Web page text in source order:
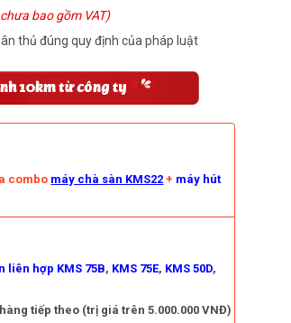
bao gồm VAT)
thủ đúng quy định của pháp luật
combo máy chà sàn KMS22 + máy hút
liên hợp KMS 75B, KMS 75E, KMS 50D,
tiếp theo (trị giá trên 5.000.000 VNĐ)